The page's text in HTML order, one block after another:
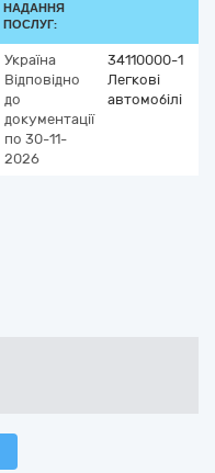
НАДАННЯ
ПОСЛУГ:
Україна
Відповідно
до
документації
по 30-11-
2026
34110000-1
Легкові
автомобілі